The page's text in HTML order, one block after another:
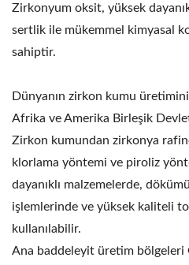
Zirkonyum oksit, yüksek
sertlik ile mükemmel kimyasal
sahiptir.
Dünyanın zirkon kumu
Afrika ve Amerika Birleşik
Zirkon kumundan zirkonya
klorlama yöntemi ve piroliz
dayanıklı malzemelerde,
işlemlerinde ve yüksek kaliteli
kullanılabilir.
Ana baddeleyit üretim bölgeleri